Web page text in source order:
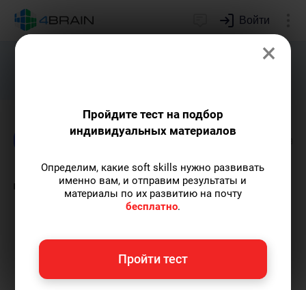
Войти
Подарим индивидуальный план
Дети и родители
Дискалькулия: почему
цифры рассыпаются в
мышление
×
Пройдите тест на подбор
индивидуальных материалов
Определим, какие soft skills нужно развивать
именно вам, и отправим результаты и
материалы по их развитию на почту
бесплатно.
Пройти тест